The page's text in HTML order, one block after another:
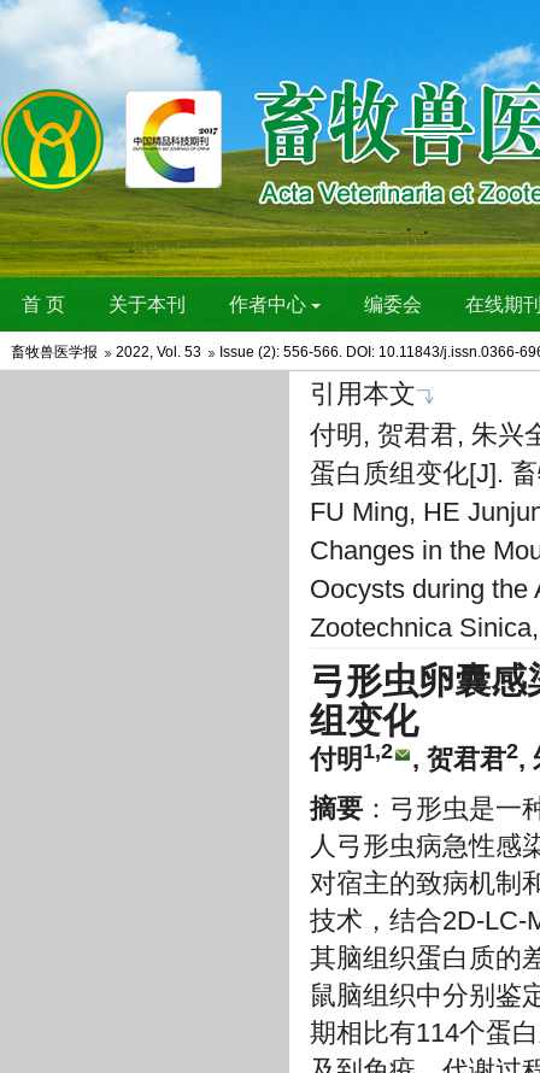
畜牧兽医学报 2022, Vol. 53 Issue (2): 556-566. DOI: 10.11843/j.issn.0366-
引用本文
付明, 贺君君, 朱兴
蛋白质组变化[J].
FU Ming, HE
Changes in the
Oocysts during the
Zootechnica
弓形虫卵囊
组变化
付明1,2 , 贺君君2,
摘要 ：弓形虫是一
人弓形虫病急性感
对宿主的致病机制
技术，结合2D-LC-
其脑组织蛋白质的
鼠脑组织中分别鉴
期相比有114个蛋